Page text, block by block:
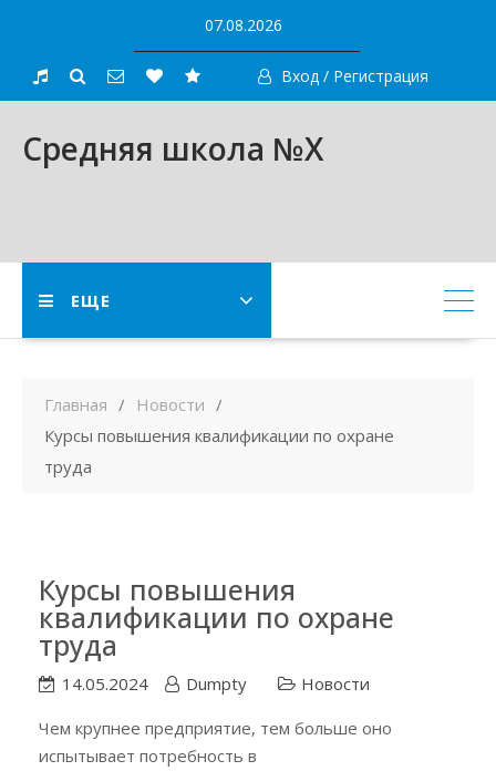
content
07.08.2026
Вход / Регистрация
Средняя школа №X
ЕЩЕ
Главная
Новости
Курсы повышения квалификации по охране
труда
Курсы повышения
квалификации по охране
труда
14.05.2024 Dumpty
Новости
Чем крупнее предприятие, тем больше оно
испытывает потребность в